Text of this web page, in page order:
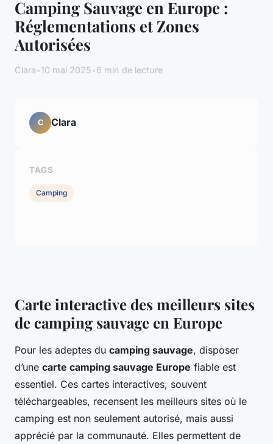
Camping Sauvage en Europe :
Réglementations et Zones
Autorisées
Clara•10 mai 2025•6 min de lecture
Carte interactive des meilleurs sites
de camping sauvage en Europe
Pour les adeptes du camping sauvage, disposer
d’une carte camping sauvage Europe fiable est
essentiel. Ces cartes interactives, souvent
téléchargeables, recensent les meilleurs sites où le
camping est non seulement autorisé, mais aussi
apprécié par la communauté. Elles permettent de
C Clara
TAGS
Camping